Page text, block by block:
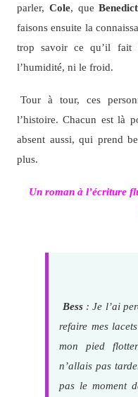
parler, Cole, queBenedict
faisons ensuite la
trop savoir ce qu’il
l’humidité, ni le froid.
Tour à tour, ces
l’histoire. Chacun est là
absent aussi, qui prend
plus.
Un roman à l’écriture
Bess: Je l’ai
refaire mes
mon pied
n’allais pas
pas le moment